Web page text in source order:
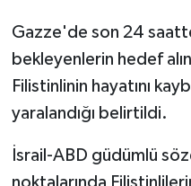
Gazze'de son 24
bekleyenlerin hedef
Filistinlinin hayatını
yaralandığı belirtildi.
İsrail-ABD güdümlü
noktalarında